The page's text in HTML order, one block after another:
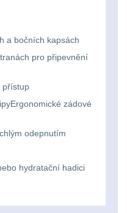
a bočních kapsách
pro připevnění
přístup
zádové
odepnutím
hydratační hadici